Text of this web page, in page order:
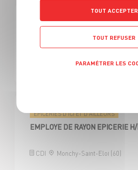
ÉPICERIES D'ICI ET D'AILLEURS
EMPLOYE DE RAYON EPICERIE H/F
Saint-André-les-Vergers
ÉPICERIES D'ICI ET D'AILLEURS
EMPLOYE DE RAYON EPICERIE
CDI Monchy-Saint-Eloi (60)
TOUT ACCEPTER
TOUT REFUSER
PARAMÉTRER LES